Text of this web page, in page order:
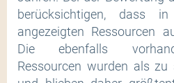
berücksichtigen, dass
angezeigten Ressourcen
Die ebenfalls
Ressourcen wurden als zu